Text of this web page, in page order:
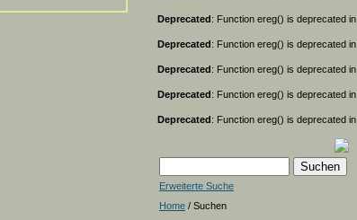
Deprecated: Function ereg() is deprecated in
Deprecated: Function ereg() is deprecated in
Deprecated: Function ereg() is deprecated in
Deprecated: Function ereg() is deprecated in
Deprecated: Function ereg() is deprecated in
Erweiterte Suche
Home / Suchen